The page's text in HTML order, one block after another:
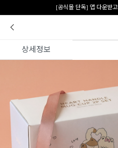
[공식몰 단독] 앱 다운받고
상세정보